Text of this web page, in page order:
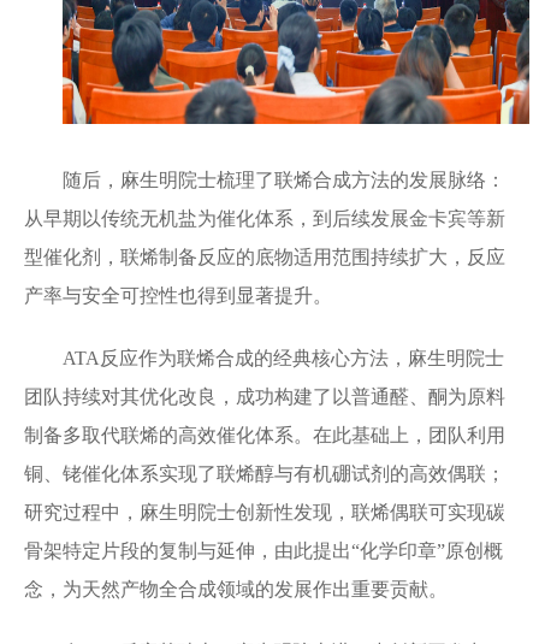
随后，麻生明院士梳理了联烯合成方法的发展脉络：
从早期以传统无机盐为催化体系，到后续发展金卡宾等新
型催化剂，联烯制备反应的底物适用范围持续扩大，反应
产率与安全可控性也得到显著提升。
ATA反应作为联烯合成的经典核心方法，麻生明院士
团队持续对其优化改良，成功构建了以普通醛、酮为原料
制备多取代联烯的高效催化体系。在此基础上，团队利用
铜、铑催化体系实现了联烯醇与有机硼试剂的高效偶联；
研究过程中，麻生明院士创新性发现，联烯偶联可实现碳
骨架特定片段的复制与延伸，由此提出“化学印章”原创概
念，为天然产物全合成领域的发展作出重要贡献。